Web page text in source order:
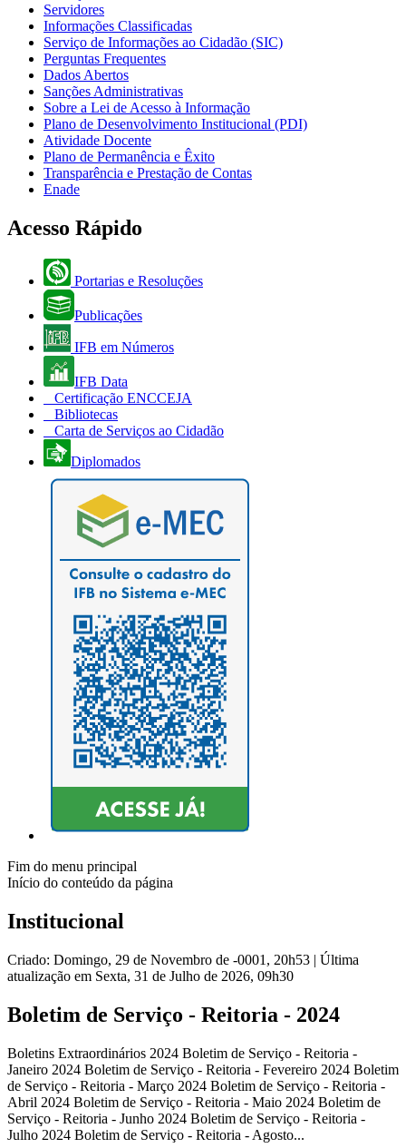
Servidores
Informações Classificadas
Serviço de Informações ao Cidadão (SIC)
Perguntas Frequentes
Dados Abertos
Sanções Administrativas
Sobre a Lei de Acesso à Informação
Plano de Desenvolvimento Institucional (PDI)
Atividade Docente
Plano de Permanência e Êxito
Transparência e Prestação de Contas
Enade
Acesso Rápido
Portarias e Resoluções
Publicações
IFB em Números
IFB Data
Certificação ENCCEJA
Bibliotecas
Carta de Serviços ao Cidadão
Diplomados
Fim do menu principal
Início do conteúdo da página
Institucional
Criado: Domingo, 29 de Novembro de -0001, 20h53 | Última
atualização em Sexta, 31 de Julho de 2026, 09h30
Boletim de Serviço - Reitoria - 2024
Boletins Extraordinários 2024 Boletim de Serviço - Reitoria -
Janeiro 2024 Boletim de Serviço - Reitoria - Fevereiro 2024 Boletim
de Serviço - Reitoria - Março 2024 Boletim de Serviço - Reitoria -
Abril 2024 Boletim de Serviço - Reitoria - Maio 2024 Boletim de
Serviço - Reitoria - Junho 2024 Boletim de Serviço - Reitoria -
Julho 2024 Boletim de Serviço - Reitoria - Agosto...